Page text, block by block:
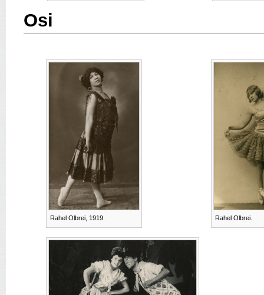
Osi
Rahel Olbrei, 1919. Rahel Olbrei.